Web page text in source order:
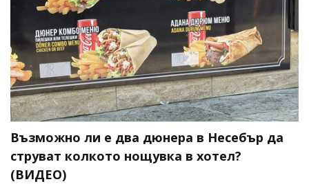
Възможно ли е два дюнера в Несебър да
струват колкото нощувка в хотел?
(ВИДЕО)